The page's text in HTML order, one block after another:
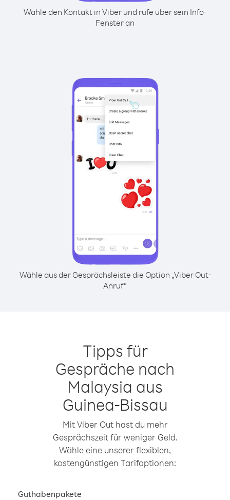
Wähle den Kontakt in Viber und rufe über sein Info-
Fenster an
Wähle aus der Gesprächsleiste die Option „Viber Out-
Anruf“
Tipps für
Gespräche nach
Malaysia aus
Guinea-Bissau
Mit Viber Out hast du mehr
Gesprächszeit für weniger Geld.
Wähle eine unserer flexiblen,
kostengünstigen Tarifoptionen:
Guthabenpakete